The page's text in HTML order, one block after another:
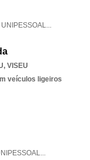
UNIPESSOAL...
, VISEU
veículos ligeiros
...